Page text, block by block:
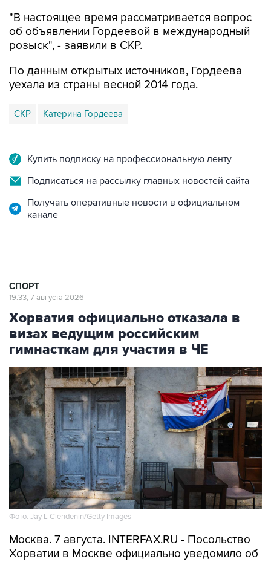
"В настоящее время рассматривается вопрос
об объявлении Гордеевой в международный
розыск", - заявили в СКР.
По данным открытых источников, Гордеева
уехала из страны весной 2014 года.
СКР Катерина Гордеева
Купить подписку на профессиональную ленту
Подписаться на рассылку главных новостей сайта
Получать оперативные новости в официальном
канале
СПОРТ
19:33, 7 августа 2026
Хорватия официально отказала в
визах ведущим российским
гимнасткам для участия в ЧЕ
Фото: Jay L Clendenin/Getty Images
Москва. 7 августа. INTERFAX.RU - Посольство
Хорватии в Москве официально уведомило об